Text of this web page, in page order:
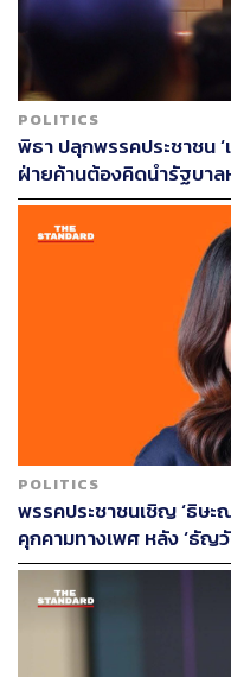
POLITICS
พิธา ปลุกพรรคประชาชน
ฝ่ายค้านต้องคิดนำรัฐบาล
POLITICS
พรรคประชาชนเชิญ ‘ธิษะ
คุกคามทางเพศ หลัง ‘ธัญ
สอบตรงไปตรงมา-ไม่ปก